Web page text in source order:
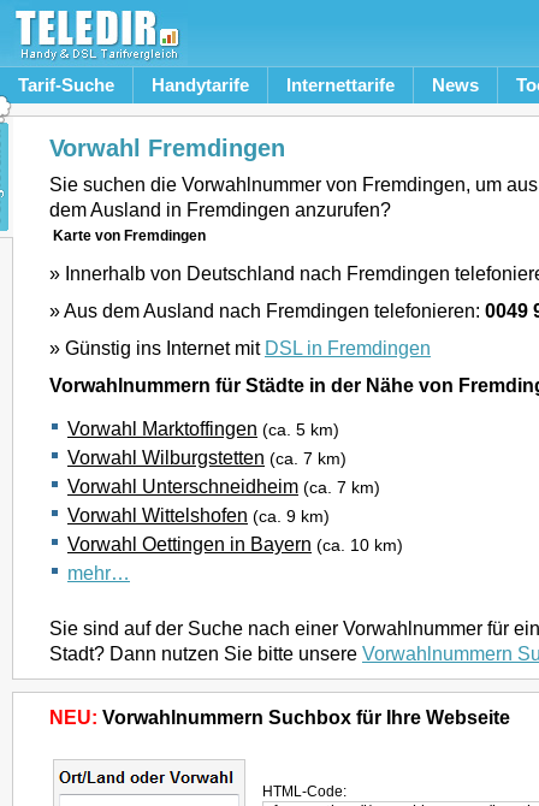
Tarif-Suche Handytarife Internettarife News
Vorwahl Fremdingen
Sie suchen die Vorwahlnummer von Fremdingen, um
dem Ausland in Fremdingen anzurufen?
Karte von Fremdingen
» Innerhalb von Deutschland nach Fremdingen
» Aus dem Ausland nach Fremdingen telefonieren: 0049
» Günstig ins Internet mit DSL in Fremdingen
Vorwahlnummern für Städte in der Nähe von
Vorwahl Marktoffingen (ca. 5 km)
Vorwahl Wilburgstetten (ca. 7 km)
Vorwahl Unterschneidheim (ca. 7 km)
Vorwahl Wittelshofen (ca. 9 km)
Vorwahl Oettingen in Bayern (ca. 10 km)
mehr…
Sie sind auf der Suche nach einer Vorwahlnummer für
Stadt? Dann nutzen Sie bitte unsere Vorwahlnummern
NEU: Vorwahlnummern Suchbox für Ihre Webseite
HTML-Code: